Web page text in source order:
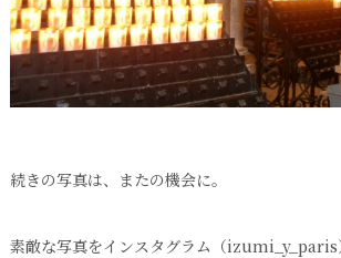
続きの写真は、またの機会に。
素敵な写真をインスタグラム（izumi_y_paris